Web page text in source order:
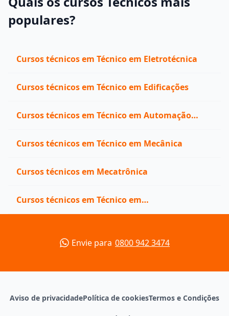
populares?
Cursos técnicos em Técnico em Eletrotécnica
Cursos técnicos em Técnico em Edificações
Cursos técnicos em Técnico em Automação
Cursos técnicos em Técnico em Mecânica
Cursos técnicos em Mecatrônica
Cursos técnicos em Técnico em
Telecomunicações
Envie para 0800 942 3474
Aviso de privacidadePolítica de cookiesTermos e Condições